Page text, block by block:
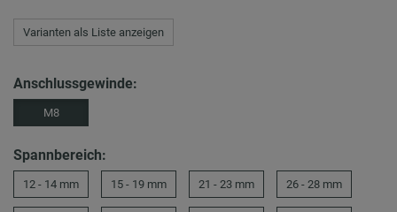
Varianten als Liste anzeigen
Anschlussgewinde:
M8
Spannbereich:
12 - 14 mm 15 - 19 mm 21 - 23 mm 26 - 28 mm